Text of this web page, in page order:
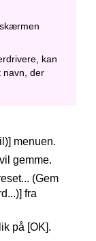
kan
navn, der
menuen.
gemme.
(Gem
fra
på [OK].